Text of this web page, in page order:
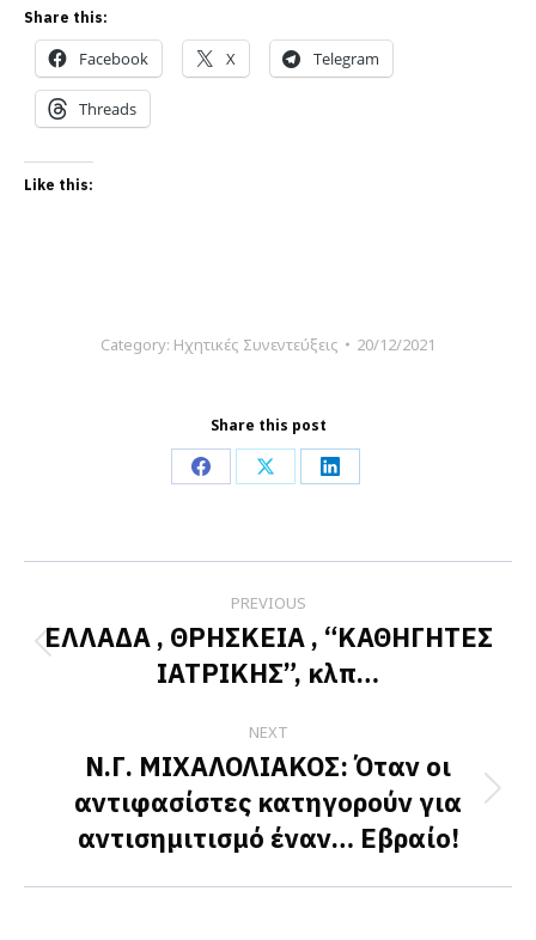
Share this:
Facebook X Telegram
Threads
Like this:
Category: Ηχητικές Συνεντεύξεις 20/12/2021
Share this post
Share Share Share
navigation
PREVIOUS
Previous
post:
ΕΛΛAΔΑ , ΘΡΗΣΚΕIΑ , “ΚΑΘΗΓΗΤΕΣ
ΙΑΤΡΙΚΗΣ”, κλπ…
NEXT
Next
post:
Ν.Γ. ΜΙΧΑΛΟΛΙΑΚΟΣ: Όταν οι
αντιφασίστες κατηγορούν για
αντισημιτισμό έναν… Εβραίο!